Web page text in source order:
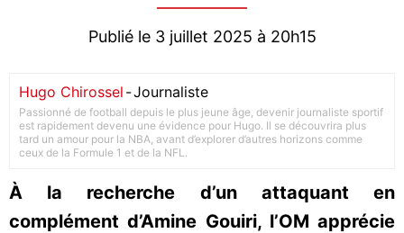
Publié le 3 juillet 2025 à 20h15
Hugo Chirossel -Journaliste
Passionné de football depuis le plus jeune âge, devenir journaliste sportif
est rapidement devenu une évidence pour Hugo. Il se découvrira plus
tard un amour pour la NBA, avant d’explorer d’autres horizons comme
ceux de la Formule 1 et de la NFL.
À la recherche d’un attaquant en
complément d’Amine Gouiri, l’OM apprécie